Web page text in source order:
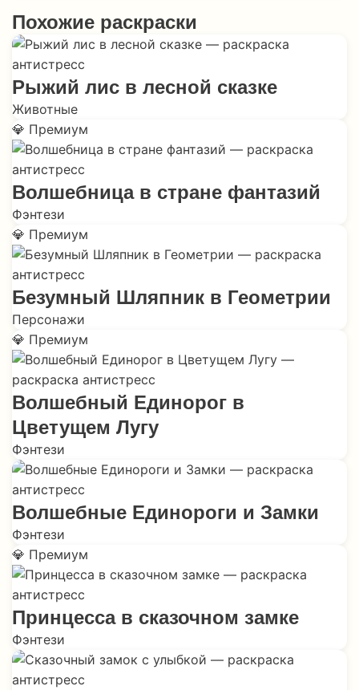
Похожие раскраски
Рыжий лис в лесной сказке
Животные
💎 Премиум
Волшебница в стране фантазий
Фэнтези
💎 Премиум
Безумный Шляпник в Геометрии
Персонажи
💎 Премиум
Волшебный Единорог в
Цветущем Лугу
Фэнтези
Волшебные Единороги и Замки
Фэнтези
💎 Премиум
Принцесса в сказочном замке
Фэнтези